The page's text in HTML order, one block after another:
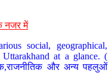
नजर में
social, geographical,
at a glance. (
और अन्य पहलुओं